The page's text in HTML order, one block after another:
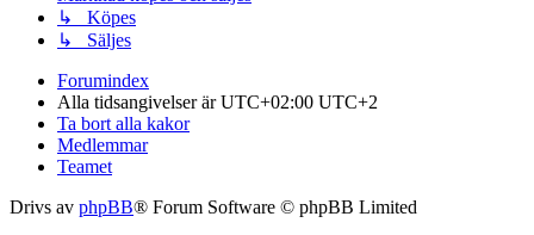
↳ Köpes
↳ Säljes
Forumindex
Alla tidsangivelser är UTC+02:00 UTC+2
Ta bort alla kakor
Medlemmar
Teamet
Drivs av phpBB® Forum Software © phpBB Limited